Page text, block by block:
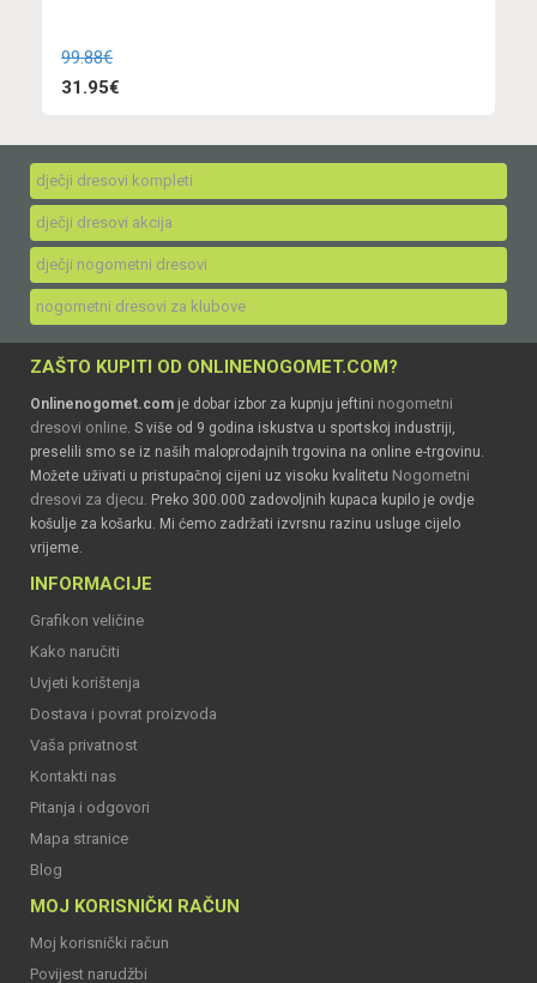
99.88€
31.95€
dječji dresovi kompleti
dječji dresovi akcija
dječji nogometni dresovi
nogometni dresovi za klubove
ZAŠTO KUPITI OD ONLINENOGOMET.COM?
Onlinenogomet.com je dobar izbor za kupnju jeftini nogometni
dresovi online. S više od 9 godina iskustva u sportskoj industriji,
preselili smo se iz naših maloprodajnih trgovina na online e-trgovinu.
Možete uživati u pristupačnoj cijeni uz visoku kvalitetu Nogometni
dresovi za djecu. Preko 300.000 zadovoljnih kupaca kupilo je ovdje
košulje za košarku. Mi ćemo zadržati izvrsnu razinu usluge cijelo
vrijeme.
INFORMACIJE
Grafikon veličine
Kako naručiti
Uvjeti korištenja
Dostava i povrat proizvoda
Vaša privatnost
Kontakti nas
Pitanja i odgovori
Mapa stranice
Blog
MOJ KORISNIČKI RAČUN
Moj korisnički račun
Povijest narudžbi